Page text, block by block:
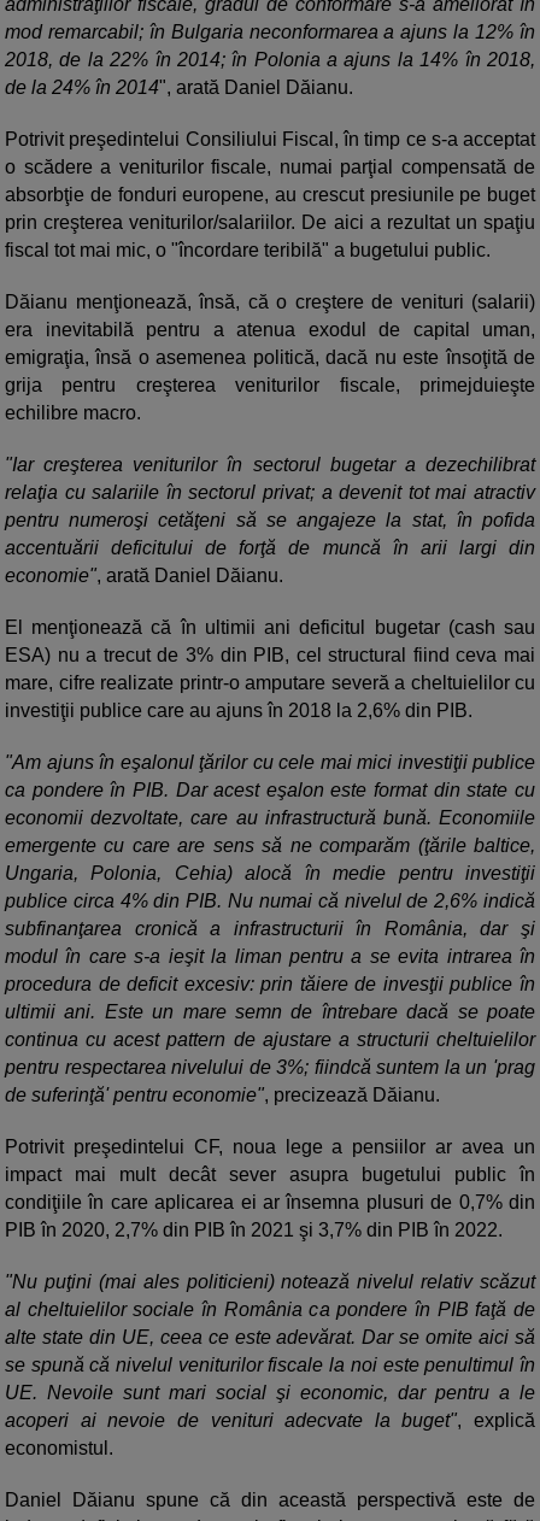
administraţiilor fiscale, gradul de conformare s-a ameliorat în
mod remarcabil; în Bulgaria neconformarea a ajuns la 12% în
2018, de la 22% în 2014; în Polonia a ajuns la 14% în 2018,
de la 24% în 2014", arată Daniel Dăianu.
Potrivit preşedintelui Consiliului Fiscal, în timp ce s-a acceptat
o scădere a veniturilor fiscale, numai parţial compensată de
absorbţie de fonduri europene, au crescut presiunile pe buget
prin creşterea veniturilor/salariilor. De aici a rezultat un spaţiu
fiscal tot mai mic, o "încordare teribilă" a bugetului public.
Dăianu menţionează, însă, că o creştere de venituri (salarii)
era inevitabilă pentru a atenua exodul de capital uman,
emigraţia, însă o asemenea politică, dacă nu este însoţită de
grija pentru creşterea veniturilor fiscale, primejduieşte
echilibre macro.
"Iar creşterea veniturilor în sectorul bugetar a dezechilibrat
relaţia cu salariile în sectorul privat; a devenit tot mai atractiv
pentru numeroşi cetăţeni să se angajeze la stat, în pofida
accentuării deficitului de forţă de muncă în arii largi din
economie", arată Daniel Dăianu.
El menţionează că în ultimii ani deficitul bugetar (cash sau
ESA) nu a trecut de 3% din PIB, cel structural fiind ceva mai
mare, cifre realizate printr-o amputare severă a cheltuielilor cu
investiţii publice care au ajuns în 2018 la 2,6% din PIB.
"Am ajuns în eşalonul ţărilor cu cele mai mici investiţii publice
ca pondere în PIB. Dar acest eşalon este format din state cu
economii dezvoltate, care au infrastructură bună. Economiile
emergente cu care are sens să ne comparăm (ţările baltice,
Ungaria, Polonia, Cehia) alocă în medie pentru investiţii
publice circa 4% din PIB. Nu numai că nivelul de 2,6% indică
subfinanţarea cronică a infrastructurii în România, dar şi
modul în care s-a ieşit la liman pentru a se evita intrarea în
procedura de deficit excesiv: prin tăiere de invesţii publice în
ultimii ani. Este un mare semn de întrebare dacă se poate
continua cu acest pattern de ajustare a structurii cheltuielilor
pentru respectarea nivelului de 3%; fiindcă suntem la un 'prag
de suferinţă' pentru economie", precizează Dăianu.
Potrivit preşedintelui CF, noua lege a pensiilor ar avea un
impact mai mult decât sever asupra bugetului public în
condiţiile în care aplicarea ei ar însemna plusuri de 0,7% din
PIB în 2020, 2,7% din PIB în 2021 şi 3,7% din PIB în 2022.
"Nu puţini (mai ales politicieni) notează nivelul relativ scăzut
al cheltuielilor sociale în România ca pondere în PIB faţă de
alte state din UE, ceea ce este adevărat. Dar se omite aici să
se spună că nivelul veniturilor fiscale la noi este penultimul în
UE. Nevoile sunt mari social şi economic, dar pentru a le
acoperi ai nevoie de venituri adecvate la buget", explică
economistul.
Daniel Dăianu spune că din această perspectivă este de